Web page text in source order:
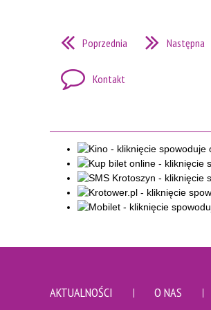
Poprzednia Następna
Kontakt
AKTUALNOŚCI O NAS